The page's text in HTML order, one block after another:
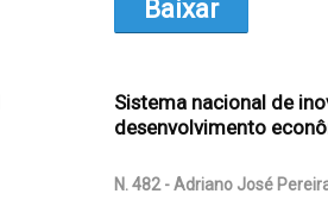
Baixar
Sistema nacional de
desenvolvimento
N. 482 - Adriano José